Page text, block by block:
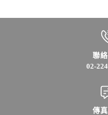
聯
02-
傳